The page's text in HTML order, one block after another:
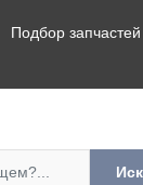
Подбор запчастей